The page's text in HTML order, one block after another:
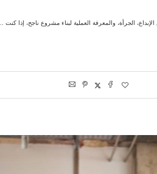
الجرأة، والمعرفة العملية لبناء مشروع ناجح، إذا كنت …